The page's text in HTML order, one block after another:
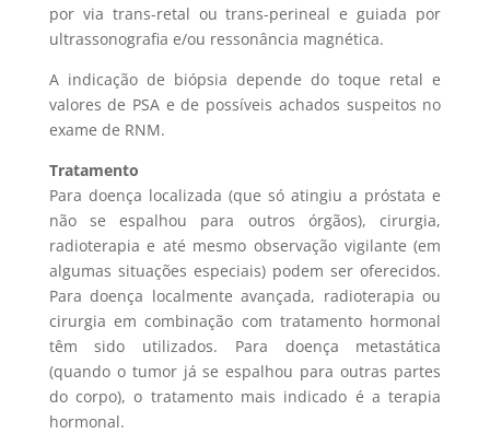
por via trans-retal ou trans-perineal e guiada por
ultrassonografia e/ou ressonância magnética.
A indicação de biópsia depende do toque retal e
valores de PSA e de possíveis achados suspeitos no
exame de RNM.
Tratamento
Para doença localizada (que só atingiu a próstata e
não se espalhou para outros órgãos), cirurgia,
radioterapia e até mesmo observação vigilante (em
algumas situações especiais) podem ser oferecidos.
Para doença localmente avançada, radioterapia ou
cirurgia em combinação com tratamento hormonal
têm sido utilizados. Para doença metastática
(quando o tumor já se espalhou para outras partes
do corpo), o tratamento mais indicado é a terapia
hormonal.